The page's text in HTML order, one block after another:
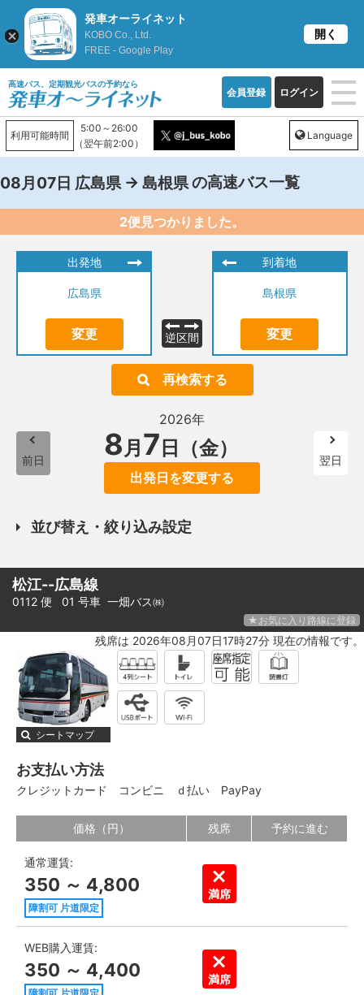
高速バス、定期観光バスの予約なら
会員登録 ログイン
利用可能時間
5:00～26:00
（翌午前2:00）
Language
08月07日 広島県 → 島根県の高速バス一覧
2便見つかりました。
出発地
広島県
変更 逆区間
到着地
島根県
変更
再検索する
前日
2026年
8月 7 日（金）
出発日を変更する
翌日
並び替え・絞り込み設定
松江--広島線
0112 便 01 号車 一畑バス㈱
★お気に入り路線に登録
残席は 2026年08月07日17時27分 現在の情報です。
シートマップ
お支払い方法
クレジットカード コンビニ ｄ払い PayPay
価格（円） 残席 予約に進む
通常運賃:
350 ～ 4,800
障割可 片道限定
満席
WEB購入運賃:
350 ～ 4,400 満席
発車オーライネット
KOBO Co., Ltd.
FREE - Google Play
開く